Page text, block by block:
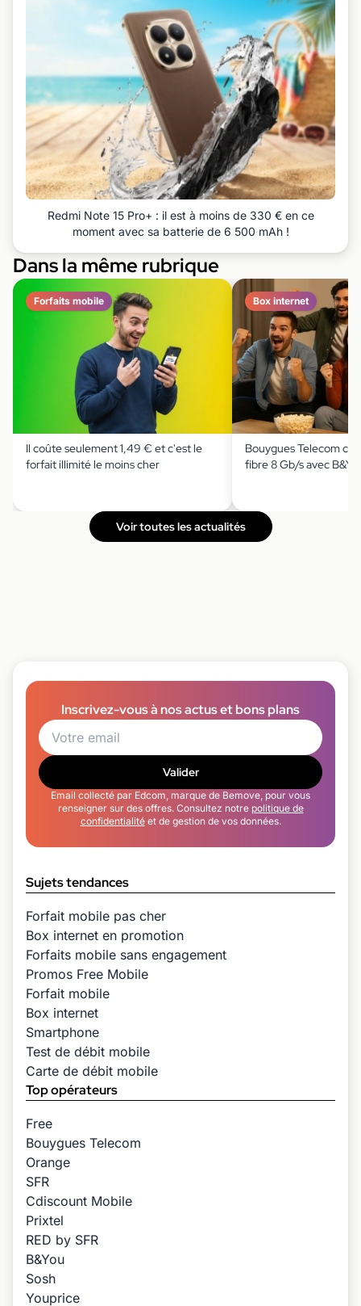
Redmi Note 15 Pro+ : il est à moins de 330 € en ce
moment avec sa batterie de 6 500 mAh !
Dans la même rubrique
Forfaits mobile
Il coûte seulement 1,49 € et c'est le
forfait illimité le moins cher
Box internet
Bouygues Telecom
fibre 8 Gb/s avec
Voir toutes les actualités
Inscrivez-vous à nos actus et bons plans
Valider
Email collecté par Edcom, marque de Bemove, pour vous
renseigner sur des offres. Consultez notre politique de
confidentialitéet de gestion de vos données.
Sujets tendances
Forfait mobile pas cher
Box internet en promotion
Forfaits mobile sans engagement
Promos Free Mobile
Forfait mobile
Box internet
Smartphone
Test de débit mobile
Carte de débit mobile
Top opérateurs
Free
Bouygues Telecom
Orange
SFR
Cdiscount Mobile
Prixtel
RED by SFR
B&You
Sosh
Youprice